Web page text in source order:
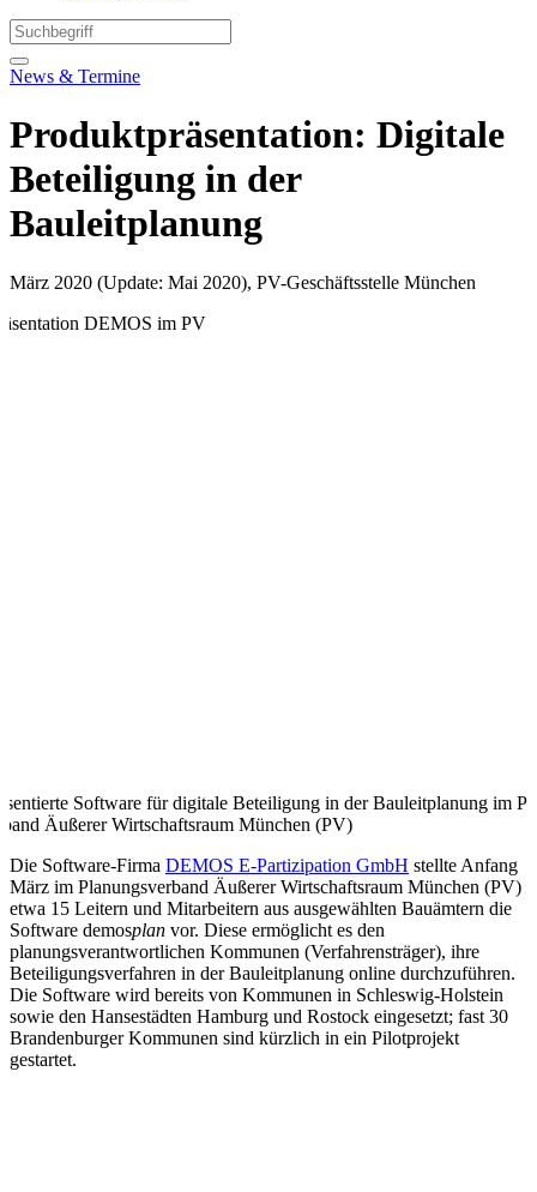
News & Termine
Produktpräsentation: Digitale
Beteiligung in der
Bauleitplanung
März 2020 (Update: Mai 2020), PV-Geschäftsstelle München
Software für digitale Beteiligung in der Bauleitplanung im
Äußerer Wirtschaftsraum München (PV)
Die Software-Firma DEMOS E-Partizipation GmbH stellte Anfang
März im Planungsverband Äußerer Wirtschaftsraum München (PV)
etwa 15 Leitern und Mitarbeitern aus ausgewählten Bauämtern die
Software demosplan vor. Diese ermöglicht es den
planungsverantwortlichen Kommunen (Verfahrensträger), ihre
Beteiligungsverfahren in der Bauleitplanung online durchzuführen.
Die Software wird bereits von Kommunen in Schleswig-Holstein
sowie den Hansestädten Hamburg und Rostock eingesetzt; fast 30
Brandenburger Kommunen sind kürzlich in ein Pilotprojekt
gestartet.